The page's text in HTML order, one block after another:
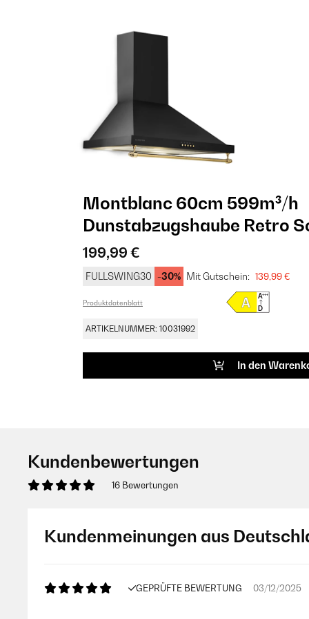
Montblanc 60cm 599m³/h
Dunstabzugshaube Retro
199,99 €
FULLSWING30 -30% Mit Gutschein: 139,99 €
Produktdatenblatt
ARTIKELNUMMER: 10031992
In den
Kundenbewertungen
16 Bewertungen
Kundenmeinungen aus
GEPRÜFTE BEWERTUNG 03/12/2025